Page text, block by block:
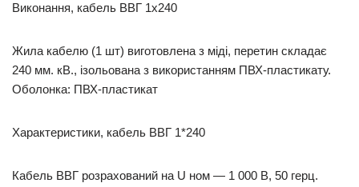
Виконання, кабель ВВГ 1х240
Жила кабелю (1 шт) виготовлена з міді, перетин складає
240 мм. кВ., ізольована з використанням ПВХ-пластикату.
Оболонка: ПВХ-пластикат
Характеристики, кабель ВВГ 1*240
Кабель ВВГ розрахований на U ном — 1 000 В, 50 герц.